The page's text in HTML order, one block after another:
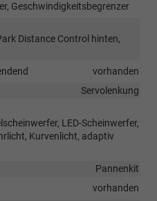
Geschwindigkeitsbegrenzer
Distance Control hinten,
vorhanden
Servolenkung
LED-Scheinwerfer,
Kurvenlicht, adaptiv
Pannenkit
vorhanden